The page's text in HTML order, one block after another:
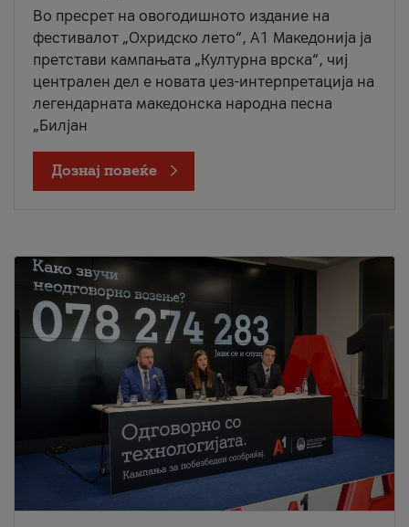
Во пресрет на овогодишното издание на
фестивалот „Охридско лето“, А1 Македонија ја
претстави кампањата „Културна врска“, чиј
централен дел е новата џез-интерпретација на
легендарната македонска народна песна
„Билјан
Дознај повеќе